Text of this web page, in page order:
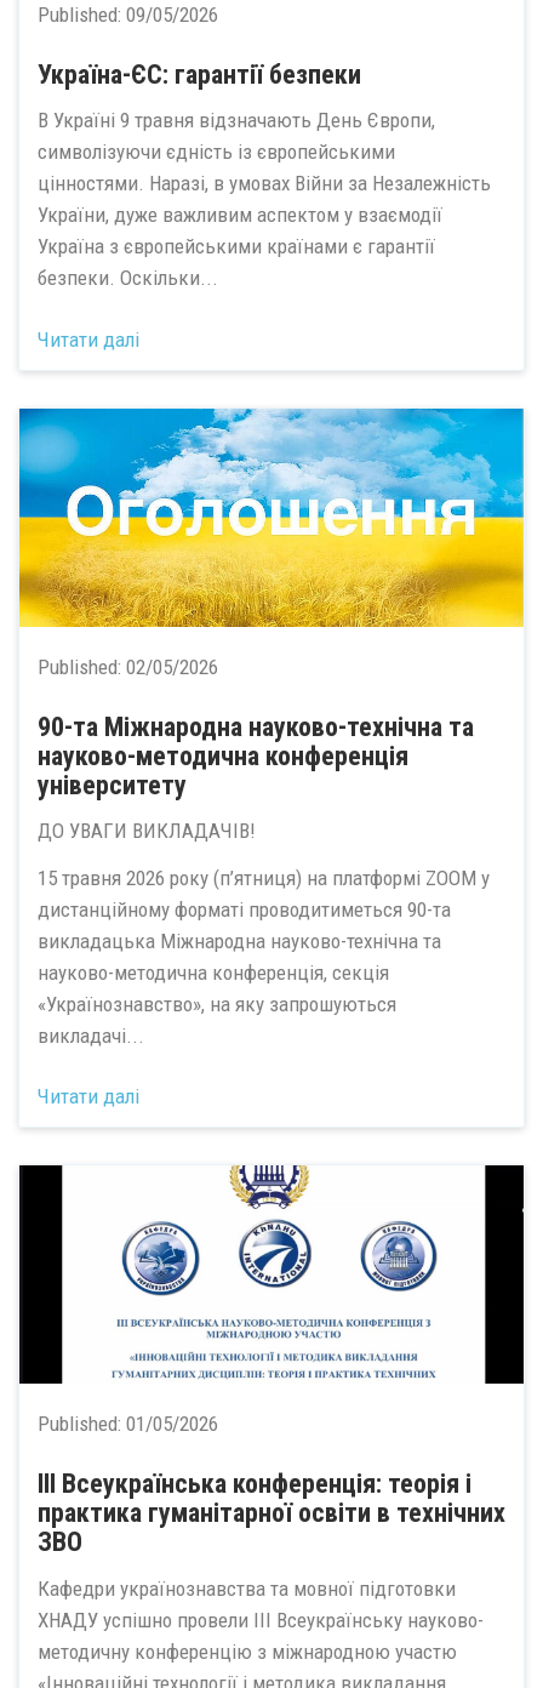
Published: 09/05/2026
Україна-ЄС: гарантії безпеки
В Україні 9 травня відзначають День Європи,
символізуючи єдність із європейськими
цінностями. Наразі, в умовах Війни за Незалежність
України, дуже важливим аспектом у взаємодії
Україна з європейськими країнами є гарантії
безпеки. Оскільки...
Читати далі
Published: 02/05/2026
90-та Міжнародна науково-технічна та
науково-методична конференція
університету
ДО УВАГИ ВИКЛАДАЧІВ!
15 травня 2026 року (п’ятниця) на платформі ZOOM у
дистанційному форматі проводитиметься 90-та
викладацька Міжнародна науково-технічна та
науково-методична конференція, секція
«Українознавство», на яку запрошуються
викладачі...
Читати далі
Published: 01/05/2026
ІІІ Всеукраїнська конференція: теорія і
практика гуманітарної освіти в технічних
ЗВО
Кафедри українознавства та мовної підготовки
ХНАДУ успішно провели ІІІ Всеукраїнську науково-
методичну конференцію з міжнародною участю
«Інноваційні технології і методика викладання